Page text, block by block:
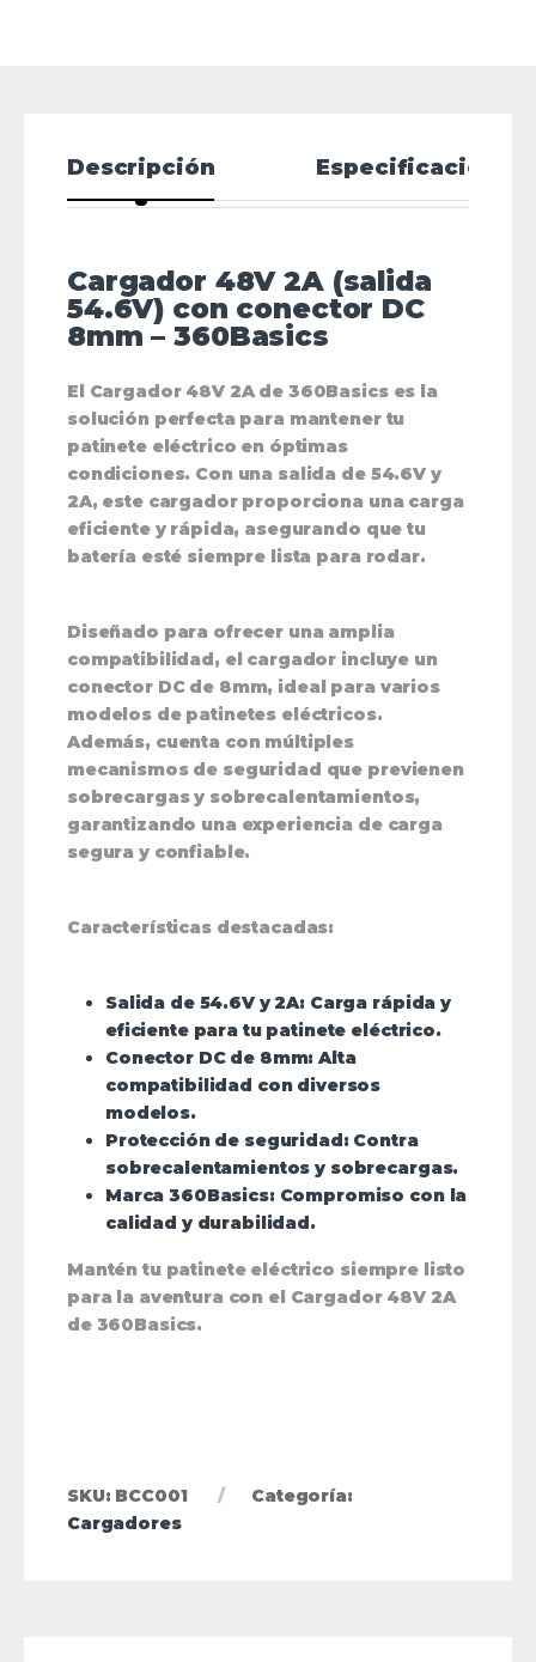
Descripción Especificaciones
Cargador 48V 2A (salida
54.6V) con conector DC
8mm – 360Basics
El Cargador 48V 2A de 360Basicses la
solución perfecta para mantener tu
patinete eléctrico en óptimas
condiciones. Con una salida de 54.6V y
2A, este cargador proporciona una carga
eficiente y rápida, asegurando que tu
batería esté siempre lista para rodar.
Diseñado para ofrecer una amplia
compatibilidad, el cargador incluye un
conector DC de 8mm, ideal para varios
modelos de patinetes eléctricos.
Además, cuenta con múltiples
mecanismos de seguridad que previenen
sobrecargas y sobrecalentamientos,
garantizando una experiencia de carga
segura y confiable.
Características destacadas:
Salida de 54.6V y 2A: Carga rápida y
eficiente para tu patinete eléctrico.
Conector DC de 8mm: Alta
compatibilidad con diversos
modelos.
Protección de seguridad: Contra
sobrecalentamientos y sobrecargas.
Marca 360Basics: Compromiso con la
calidad y durabilidad.
Mantén tu patinete eléctrico siempre listo
para la aventura con el Cargador 48V 2A
de 360Basics.
SKU: BCC001
Categoría:
Cargadores